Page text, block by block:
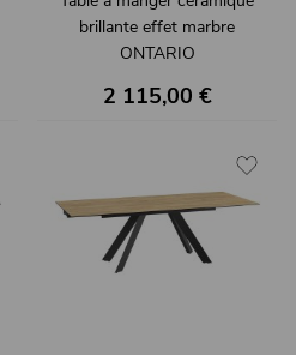
brillante effet marbre
ONTARIO
2 115,00 €